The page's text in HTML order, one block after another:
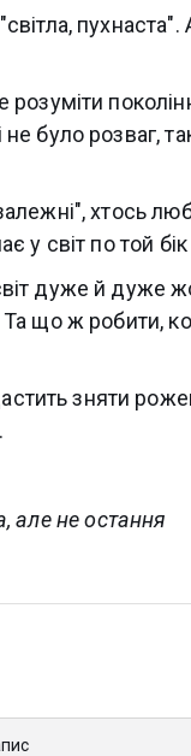
розуміти
було розваг,
хтось
у світ по той
дуже й дуже
Та що ж робити,
зняти
але не остання